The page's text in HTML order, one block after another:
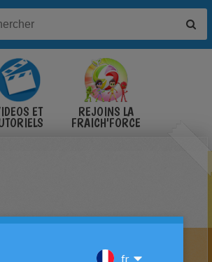
ET REJOINS LA
FRAICH'FORCE